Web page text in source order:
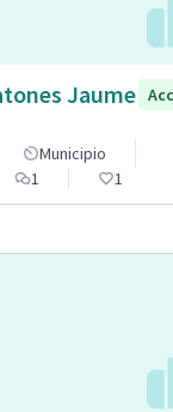
Jaume
Municipio
1 1